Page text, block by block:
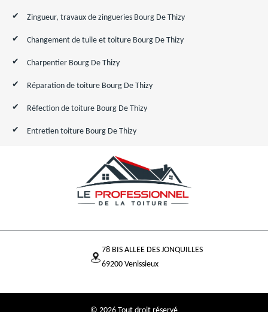
Zingueur, travaux de zingueries Bourg De Thizy
Changement de tuile et toiture Bourg De Thizy
Charpentier Bourg De Thizy
Réparation de toiture Bourg De Thizy
Réfection de toiture Bourg De Thizy
Entretien toiture Bourg De Thizy
78 BIS ALLEE DES JONQUILLES
69200 Venissieux